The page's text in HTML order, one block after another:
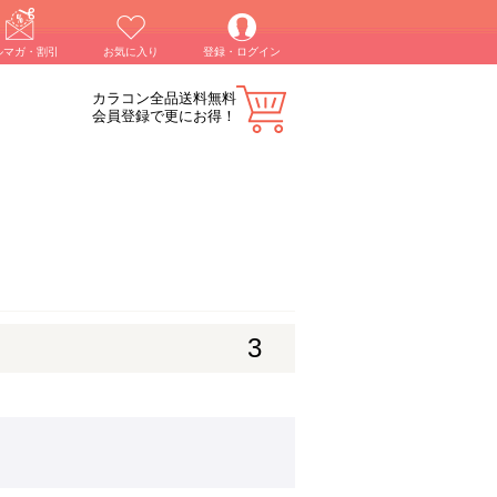
マガ・割引 お気に入り 登録・ログイン
カラコン全品送料無料
会員登録で更にお得！
3